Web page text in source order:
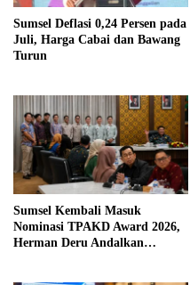
Sumsel Deflasi 0,24 Persen pada
Juli, Harga Cabai dan Bawang
Turun
Sumsel Kembali Masuk
Nominasi TPAKD Award 2026,
Herman Deru Andalkan